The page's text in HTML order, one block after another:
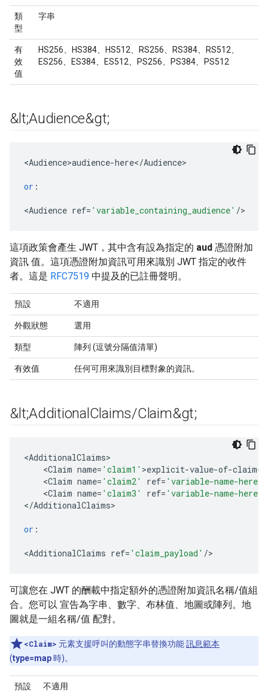
類
型
字串
有
效
值
HS256、HS384、HS512、RS256、RS384、RS512、
ES256、ES384、ES512、PS256、PS384、PS512
&lt;Audience&gt;
<Audience>audience-here</Audience>
or :
<Audience ref= 'variable_containing_audience' />
這項政策會產生 JWT，其中含有設為指定的 aud 憑證附加
資訊 值。這項憑證附加資訊可用來識別 JWT 指定的收件
者。這是 RFC7519 中提及的已註冊聲明。
預設 不適用
外觀狀態 選用
類型 陣列 (逗號分隔值清單)
有效值 任何可用來識別目標對象的資訊。
&lt;Additional Claims/Claim&gt;
<AdditionalClaims
<Claim name= 'claim1' >explicit-value-of-claim-
<Claim name= 'claim2' ref= 'variable-name-here'
<Claim name= 'claim3' ref= 'variable-name-here'
</AdditionalClaims>
or :
<AdditionalClaims ref= 'claim_payload' />
可讓您在 JWT 的酬載中指定額外的憑證附加資訊名稱/值組
合。您可以 宣告為字串、數字、布林值、地圖或陣列。地
圖就是一組名稱/值 配對。
<Claim> 元素支援呼叫的動態字串替換功能訊息範本
(type=map 時)。
預設 不適用